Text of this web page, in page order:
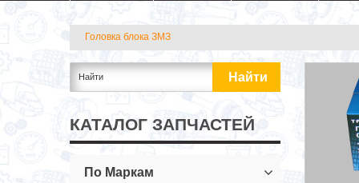
Головка блока ЗМЗ
КАТАЛОГ ЗАПЧАСТЕЙ
По Маркам